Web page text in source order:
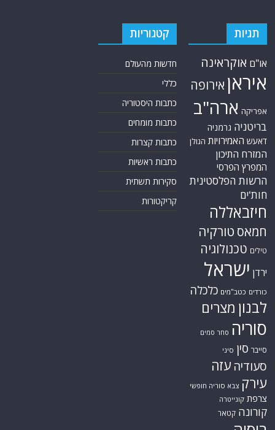
תגיות
או"ם אוקראינה
איראן אירופה
אפריקה ארה"ב
בריטניה גרמניה
דאעש האמירויות הגולן
המזרח התיכון
המפרץ הפרסי
הרשות הפלסטינית
חות'ים
חיזבאללה
חמאס טורקיה
טילים טכנולוגיה
ירדן ישראל
כורדים כטב"מים כלכלה
לבנון מצרים
סוריה סחר סמים
סייבר סין סיני
סעודיה עזה
עירק צבא סוריה חופשי
צרפת קונייטרה
קורונה קטאר
קטגוריות
חדשות מהעולם
כללי
כתבות היסטוריה
כתבות מומחים
כתבות קצרות
כתבות ראשיות
סקירות תשתית
קריקטורות